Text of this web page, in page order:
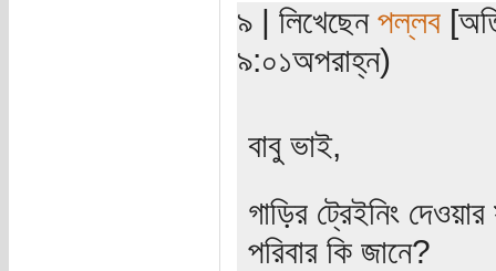
৯ | লিখেছেন পল্লব
৯:০১অপরাহ্ন)
বাবু ভাই,
গাড়ির ট্রেইনিং
পরিবার কি জানে?